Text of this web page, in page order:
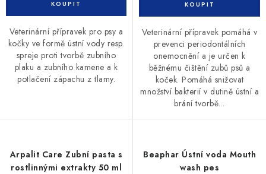
Veterinární přípravek pro psy a
kočky ve formě ústní vody resp.
spreje proti tvorbě zubního
plaku a zubního kamene a k
potlačení zápachu z tlamy.
Veterinární přípravek pomáhá v
prevenci periodontálních
onemocnění a je určen k
běžnému čištění zubů psů a
koček. Pomáhá snižovat
množství bakterií v dutině ústní a
brání tvorbě...
Arpalit Care Zubní pasta s
rostlinnými extrakty 50 ml
Beaphar Ústní voda Mouth
wash pes